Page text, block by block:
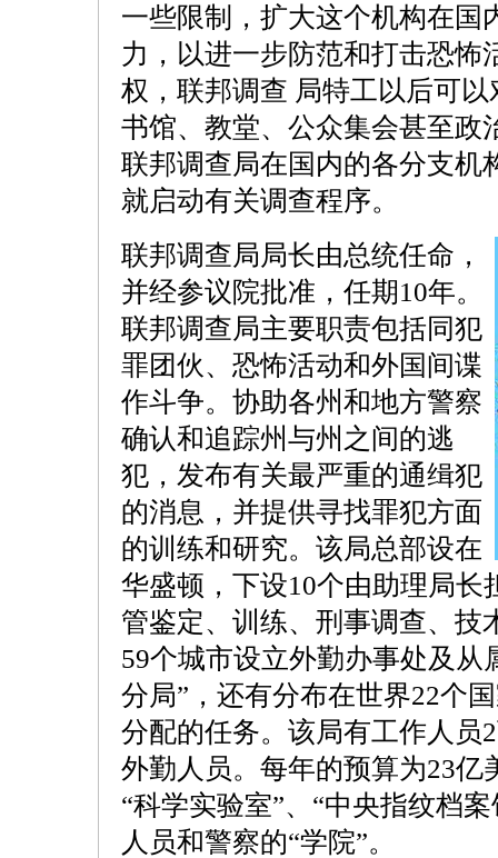
一些限制，扩大这个机构在国
力，以进一步防范和打击恐怖
权，联邦调查 局特工以后可
书馆、教堂、公众集会甚至政
联邦调查局在国内的各分支机
就启动有关调查程序。
联邦调查局局长由总统任命，
并经参议院批准，任期10年。
联邦调查局主要职责包括同犯
罪团伙、恐怖活动和外国间谍
作斗争。协助各州和地方警察
确认和追踪州与州之间的逃
犯，发布有关最严重的通缉犯
的消息，并提供寻找罪犯方面
的训练和研究。该局总部设在
华盛顿，下设10个由助理局长
管鉴定、训练、刑事调查、技
59个城市设立外勤办事处及从
分局”，还有分布在世界22个
分配的任务。该局有工作人员
外勤人员。每年的预算为23亿
“科学实验室”、“中央指纹档
人员和警察的“学院”。